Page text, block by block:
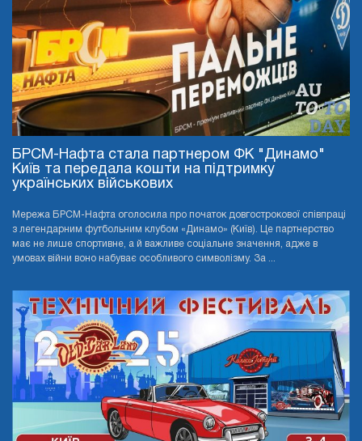
БРСМ-Нафта стала партнером ФК "Динамо"
Київ та передала кошти на підтримку
українських військових
Мережа БРСМ-Нафта оголосила про початок довгострокової співпраці
з легендарним футбольним клубом «Динамо» (Київ). Це партнерство
має не лише спортивне, а й важливе соціальне значення, адже в
умовах війни воно набуває особливого символізму. За ...